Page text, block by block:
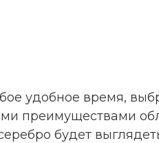
удобное время,
преимуществами
будет